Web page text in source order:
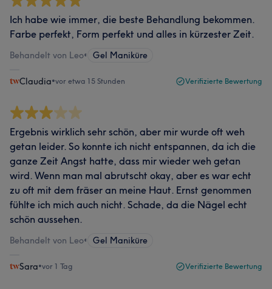
Ich habe wie immer, die beste Behandlung bekommen.
Farbe perfekt, Form perfekt und alles in kürzester Zeit.
Behandelt von Leo• Gel Maniküre
Claudia•vor etwa 15 Stunden Verifizierte Bewertung
Ergebnis wirklich sehr schön, aber mir wurde oft weh
getan leider. So konnte ich nicht entspannen, da ich die
ganze Zeit Angst hatte, dass mir wieder weh getan
wird. Wenn man mal abrutscht okay, aber es war echt
zu oft mit dem fräser an meine Haut. Ernst genommen
fühlte ich mich auch nicht. Schade, da die Nägel echt
schön aussehen.
Behandelt von Leo• Gel Maniküre
Sara•vor 1 Tag Verifizierte Bewertung